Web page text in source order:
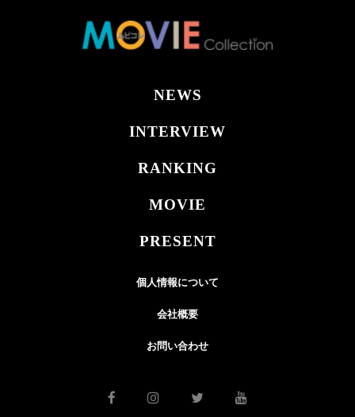
NEWS
INTERVIEW
RANKING
MOVIE
PRESENT
個人情報について
会社概要
お問い合わせ